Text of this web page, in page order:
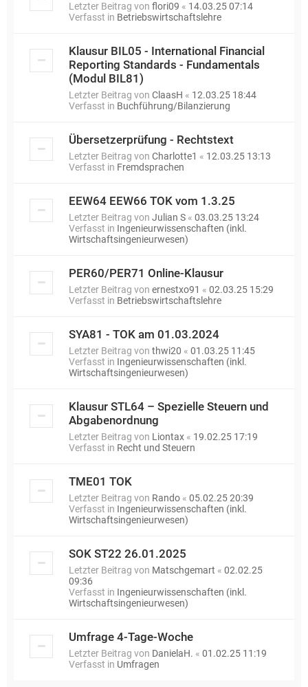
Letzter Beitrag von flori09 « 14.03.25 07:14
Verfasst in Betriebswirtschaftslehre
Klausur BIL05 - International Financial
Reporting Standards - Fundamentals
(Modul BIL81)
Letzter Beitrag von ClaasH « 12.03.25 18:44
Verfasst in Buchführung/Bilanzierung
Übersetzerprüfung - Rechtstext
Letzter Beitrag von Charlotte1 « 12.03.25 13:13
Verfasst in Fremdsprachen
EEW64 EEW66 TOK vom 1.3.25
Letzter Beitrag von Julian S « 03.03.25 13:24
Verfasst in Ingenieurwissenschaften (inkl.
Wirtschaftsingenieurwesen)
PER60/PER71 Online-Klausur
Letzter Beitrag von ernestxo91 « 02.03.25 15:29
Verfasst in Betriebswirtschaftslehre
SYA81 - TOK am 01.03.2024
Letzter Beitrag von thwi20 « 01.03.25 11:45
Verfasst in Ingenieurwissenschaften (inkl.
Wirtschaftsingenieurwesen)
Klausur STL64 – Spezielle Steuern und
Abgabenordnung
Letzter Beitrag von Liontax « 19.02.25 17:19
Verfasst in Recht und Steuern
TME01 TOK
Letzter Beitrag von Rando « 05.02.25 20:39
Verfasst in Ingenieurwissenschaften (inkl.
Wirtschaftsingenieurwesen)
SOK ST22 26.01.2025
Letzter Beitrag von Matschgemart « 02.02.25
09:36
Verfasst in Ingenieurwissenschaften (inkl.
Wirtschaftsingenieurwesen)
Umfrage 4-Tage-Woche
Letzter Beitrag von DanielaH. « 01.02.25 11:19
Verfasst in Umfragen